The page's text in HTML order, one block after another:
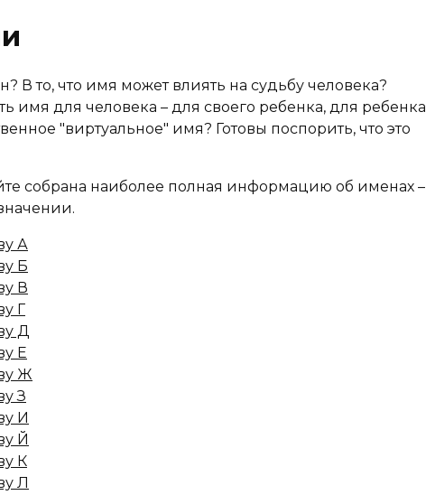
В то, что имя может влиять на судьбу человека?
имя для человека – для своего ребенка, для ребенка
"виртуальное" имя? Готовы поспорить, что это
собрана наиболее полная информацию об именах –
А
Б
В
Г
Д
Е
Ж
З
И
Й
К
Л